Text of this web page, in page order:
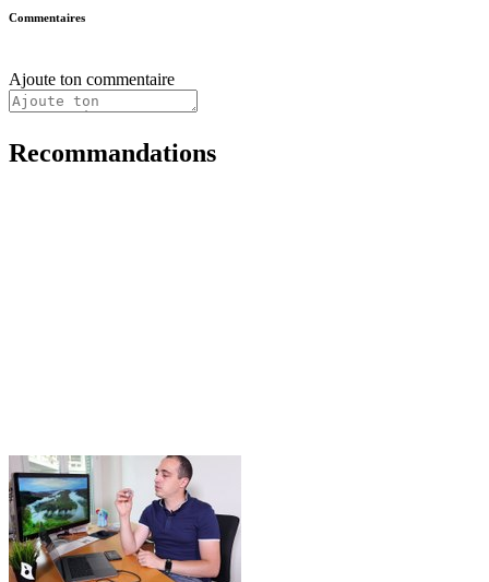
Commentaires
Ajoute ton commentaire
Recommandations